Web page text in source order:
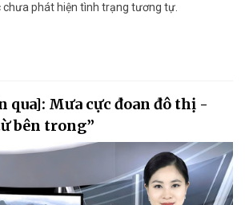
chưa phát hiện tình trạng tương tự.
qua]: Mưa cực đoan đô thị -
bên trong”